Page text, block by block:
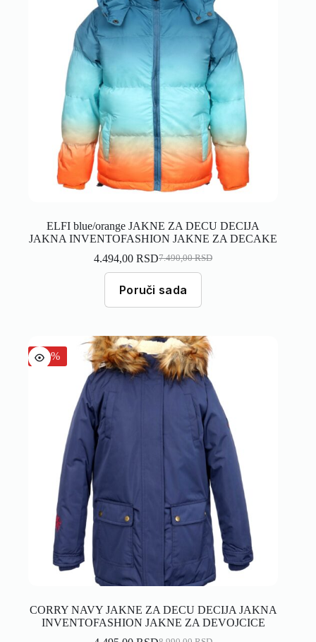
ELFI blue/orange JAKNE ZA DECU DECIJA
JAKNA INVENTOFASHION JAKNE ZA DECAKE
7.490,00RSD
4.494,00RSD
Poruči sada
-50%
CORRY NAVY JAKNE ZA DECU DECIJA JAKNA
INVENTOFASHION JAKNE ZA DEVOJCICE